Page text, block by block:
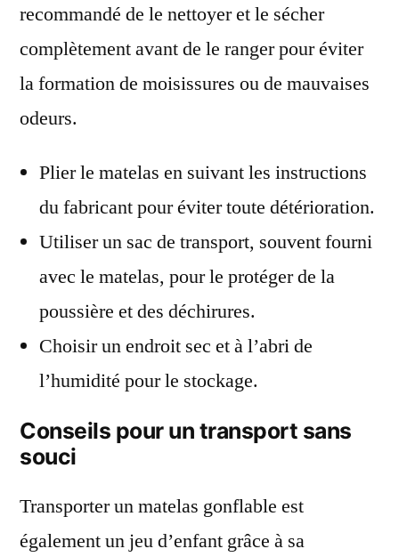
recommandé de le nettoyer et le sécher
complètement avant de le ranger pour éviter
la formation de moisissures ou de mauvaises
odeurs.
Plier le matelas en suivant les instructions
du fabricant pour éviter toute détérioration.
Utiliser un sac de transport, souvent fourni
avec le matelas, pour le protéger de la
poussière et des déchirures.
Choisir un endroit sec et à l’abri de
l’humidité pour le stockage.
Conseils pour un transport sans
souci
Transporter un matelas gonflable est
également un jeu d’enfant grâce à sa